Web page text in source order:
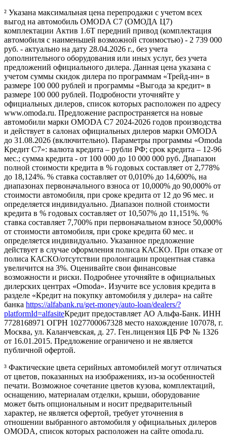
² Указана максимальная цена перепродажи с учетом всех
выгод на автомобиль OMODA C7 (ОМОДА Ц7)
комплектации Актив 1.6T передний привод (комплектация
автомобиля с наименьшей возможной стоимостью) - 2 739 000
руб. - актуально на дату 28.04.2026 г., без учета
дополнительного оборудования или иных услуг, без учета
предложений официального дилера. Данная цена указана с
учетом суммы скидок дилера по программам «Трейд-ин» в
размере 100 000 рублей и программы «Выгода за кредит» в
размере 100 000 рублей. Подробности уточняйте у
официальных дилеров, список которых расположен по адресу
www.omoda.ru. Предложение распространяется на новые
автомобили марки OMODA C7 2024-2026 годов производства
и действует в салонах официальных дилеров марки OMODA
до 31.08.2026 (включительно). Параметры программы «Omoda
Кредит C7»: валюта кредита – рубли РФ; срок кредита – 12-96
мес.; сумма кредита - от 100 000 до 10 000 000 руб. Диапазон
полной стоимости кредита в % годовых составляет от 2,778%
до 18,124%. % ставка составляет от 0,010% до 14,600%, на
диапазонах первоначального взноса от 10,000% до 90,000% от
стоимости автомобиля, при сроке кредита от 12 до 96 мес. и
определяется индивидуально. Диапазон полной стоимости
кредита в % годовых составляет от 10,507% до 11,151%. %
ставка составляет 7,700% при первоначальном взносе 50,000%
от стоимости автомобиля, при сроке кредита 60 мес. и
определяется индивидуально. Указанное предложение
действует в случае оформления полиса КАСКО. При отказе от
полиса КАСКО/отсутствии пролонгации процентная ставка
увеличится на 3%. Оценивайте свои финансовые
возможности и риски. Подробнее уточняйте в официальных
дилерских центрах «Omoda». Изучите все условия кредита в
разделе «Кредит на покупку автомобиля у дилера» на сайте
банка https://alfabank.ru/get-money/auto-loan/dealers/?
platformId=alfasiteКредит предоставляет АО Альфа-Банк. ИНН
7728168971 ОГРН 1027700067328 место нахождение 107078, г.
Москва, ул. Каланчевская, д. 27. Ген.лицензия ЦБ РФ № 1326
от 16.01.2015. Предложение ограничено и не является
публичной офертой.
³ Фактические цвета серийных автомобилей могут отличаться
от цветов, показанных на изображениях, из-за особенностей
печати. Возможное сочетание цветов кузова, комплектаций,
оснащению, материалам отделки, крыши, оборудование
может быть опциональным и носит предварительный
характер, не является офертой, требует уточнения в
отношении выбранного автомобиля у официальных дилеров
OMODA, список которых расположен на сайте omoda.ru.